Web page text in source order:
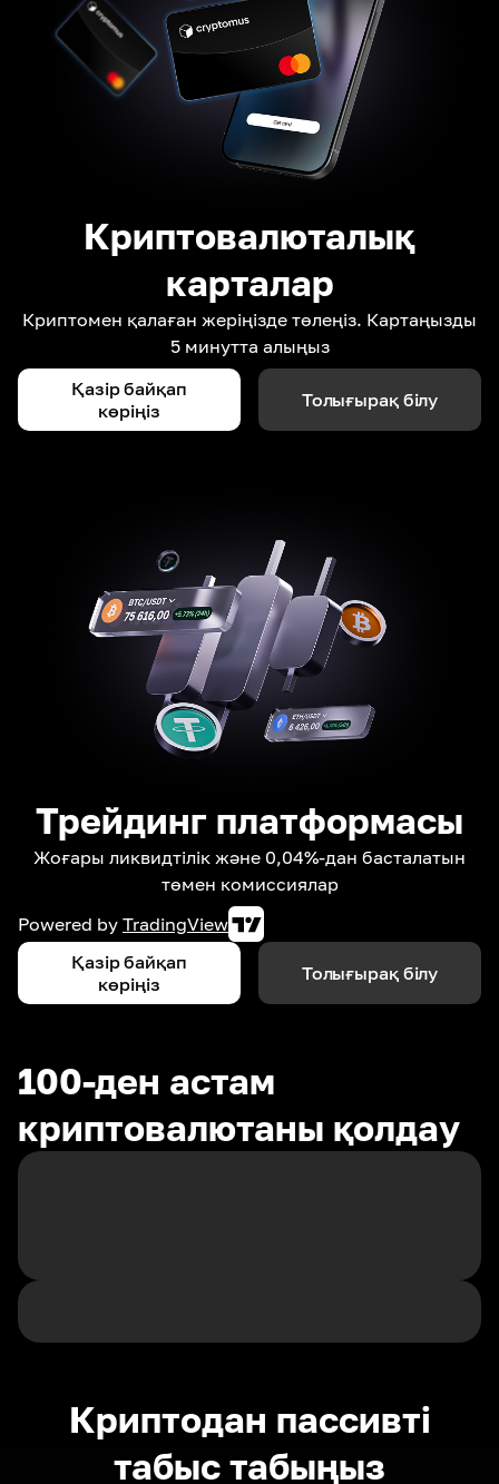
Криптовалюталық
карталар
Криптомен қалаған жеріңізде төлеңіз. Картаңызды
5 минутта алыңыз
Қазір байқап
көріңіз
Толығырақ білу
Трейдинг платформасы
Жоғары ликвидтілік және 0,04%-дан басталатын
төмен комиссиялар
Powered by TradingView
Қазір байқап
көріңіз
Толығырақ білу
100-ден астам
криптовалютаны қолдау
Криптодан пассивті
табыс табыңыз